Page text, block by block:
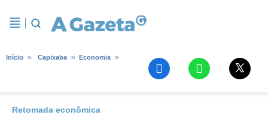
Início Capixaba Economia
Retomada econômica